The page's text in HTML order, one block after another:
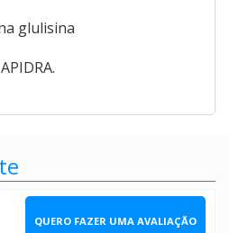
glulisina
QUERO FAZER UMA AVALIAÇÃO